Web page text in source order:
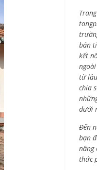
bản
kết
từ
chia
dưới
Đến
bạn
nâng
thức